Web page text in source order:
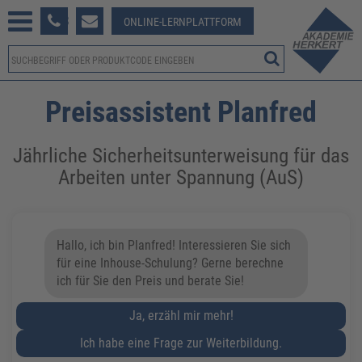
381-123 ONLINE-LERNPLATTFORM
Preisassistent Planfred
Jährliche Sicherheitsunterweisung für das
Arbeiten unter Spannung (AuS)
Hallo, ich bin Planfred! Interessieren Sie sich
für eine Inhouse-Schulung? Gerne berechne
ich für Sie den Preis und berate Sie!
Ja, erzähl mir mehr!
Ich habe eine Frage zur Weiterbildung.